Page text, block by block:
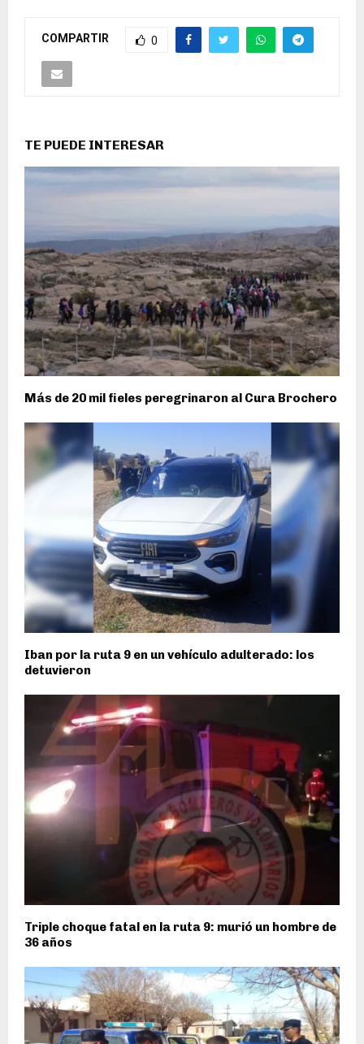
COMPARTIR 0
TE PUEDE INTERESAR
Más de 20 mil fieles peregrinaron al Cura Brochero
Iban por la ruta 9 en un vehículo adulterado: los
detuvieron
Triple choque fatal en la ruta 9: murió un hombre de
36 años